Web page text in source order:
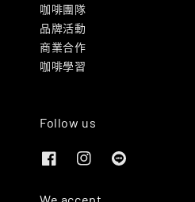
咖啡團隊
品牌活動
商業合作
咖啡學習
Follow us
We accept